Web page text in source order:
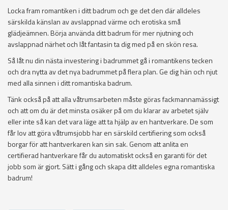
Locka fram romantiken i ditt badrum och ge det den där alldeles
särskilda känslan av avslappnad värme och erotiska små
glädjeämnen. Börja använda ditt badrum för mer njutning och
avslappnad närhet och låt fantasin ta dig med på en skön resa.
Så låt nu din nästa investering i badrummet gå i romantikens tecken
och dra nytta av det nya badrummet på flera plan. Ge dig hän och njut
med alla sinnen i ditt romantiska badrum.
Tänk också på att alla våtrumsarbeten måste göras fackmannamässigt
och att om du är det minsta osäker på om du klarar av arbetet själv
eller inte så kan det vara läge att ta hjälp av en hantverkare. De som
får lov att göra våtrumsjobb har en särskild certifiering som också
borgar för att hantverkaren kan sin sak. Genom att anlita en
certifierad hantverkare får du automatiskt också en garanti för det
jobb som är gjort. Sätt i gång och skapa ditt alldeles egna romantiska
badrum!